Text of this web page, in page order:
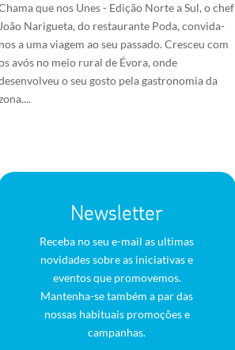
que nos Unes - Edição Norte a Sul, o chef
João Narigueta, do restaurante Poda, convida-
nos a uma viagem ao seu passado. Cresceu com
avós no meio rural de Évora, onde
o seu gosto pela gastronomia da
Newsletter
Receba no seu e-mail as ultimas
novidades sobre as iniciativas e
eventos que promovemos.
Mantenha-se também a par das
nossas habituais promoções e
campanhas.